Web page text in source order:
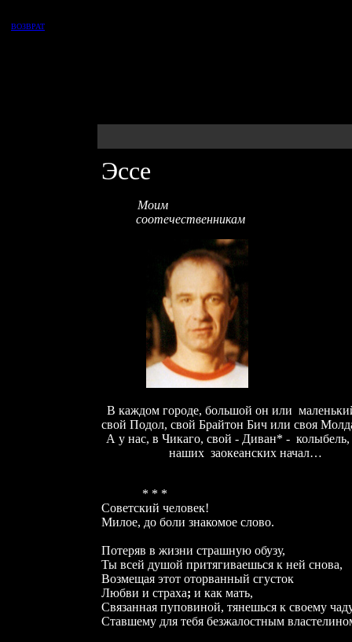
ВОЗВРАТ
Эссе
соотечественникам
В каждом городе, большой он или
свой Подол, свой Брайтон Бич или своя
А у нас, в Чикаго, свой - Диван* - колыбель,
наших заокеанских начал…
* * *
Советский человек!
Милое, до боли знакомое слово.
Потеряв в жизни страшную обузу,
Ты всей душой притягиваешься к ней снова,
Возмещая этот оторванный сгусток
Любви и страха; и как мать,
Связанная пуповиной, тянешься к своему
Ставшему для тебя безжалостным